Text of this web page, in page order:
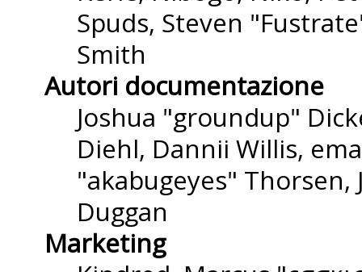
Spuds, Steven
Smith
Autori documentazione
Joshua "groundup"
Diehl, Dannii Willis,
"akabugeyes" Thorsen,
Duggan
Marketing